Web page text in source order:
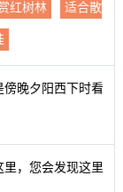
红树林 适合散
傍晚夕阳西下时看
，您会发现这里